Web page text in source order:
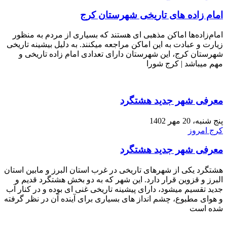
امام زاده های تاریخی شهرستان کرج
امام‌زاده‌ها اماکن مذهبی ای هستند که بسیاری از مردم به منظور
زیارت و عبادت به این اماکن مراجعه میکنند. به دلیل بیشینه تاریخی
شهرستان کرج، این شهرستان دارای تعدادی امام زاده تاریخی و
مهم میباشد | کرج شورا
معرفی شهر جدید هشتگرد
پنج شنبه، 20 مهر 1402
کرج امروز
معرفی شهر جدید هشتگرد
هشتگرد یکی از شهرهای تاریخی در غرب استان البرز و مابین استان
البرز و قزوین قرار دارد. این شهر که به دو بخش هشتگرد قدیم و
جدید تقسیم میشود، دارای پیشینه تاریخی غنی ای بوده و در کنار آب
و هوای مطبوع، چشم انداز های بسیاری برای آینده آن در نظر گرفته
شده است